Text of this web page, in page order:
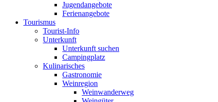
Jugendangebote
Ferienangebote
Tourismus
Tourist-Info
Unterkunft
Unterkunft suchen
Campingplatz
Kulinarisches
Gastronomie
Weinregion
Weinwanderweg